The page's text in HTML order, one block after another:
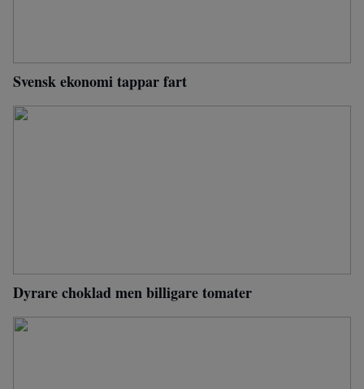
Svensk ekonomi tappar fart
Dyrare choklad men billigare tomater